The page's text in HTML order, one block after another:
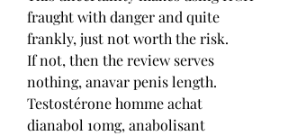
fraught with danger and quite
frankly, just not worth the risk.
If not, then the review serves
nothing, anavar penis length.
Testostérone homme achat
dianabol 10mg, anabolisant